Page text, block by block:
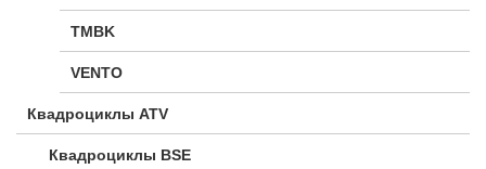
TMBK
VENTO
Квадроциклы ATV
Квадроциклы BSE